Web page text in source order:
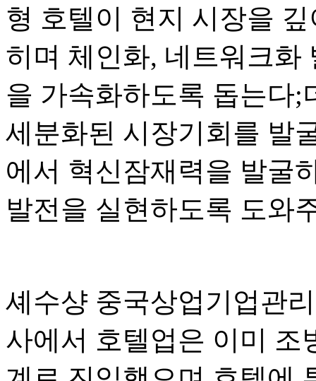
형 호텔이 현지 시장을
히며 체인화, 네트워크화
을 가속화하도록 돕는다;
세분화된 시장기회를 발
에서 혁신잠재력을 발굴
발전을 실현하도록 도와
셰수샹 중국상업기업관
사에서 호텔업은 이미 조